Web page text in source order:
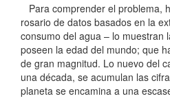
Para comprender el problema,
rosario de datos basados en la
consumo del agua – lo muestran
poseen la edad del mundo; que
de gran magnitud. Lo nuevo del
una década, se acumulan las
planeta se encamina a una